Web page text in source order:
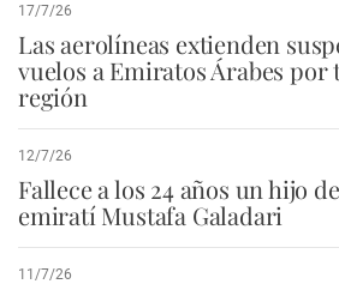
17/7/26
Las aerolíneas extienden
vuelos a Emiratos Árabes por
región
12/7/26
Fallece a los 24 años un hijo
emiratí Mustafa Galadari
11/7/26